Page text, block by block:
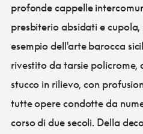
profonde cappelle
presbiterio absidati e
esempio dell'arte barocca
rivestito da tarsie policrome,
stucco in rilievo, con
tutte opere condotte da
corso di due secoli. Della